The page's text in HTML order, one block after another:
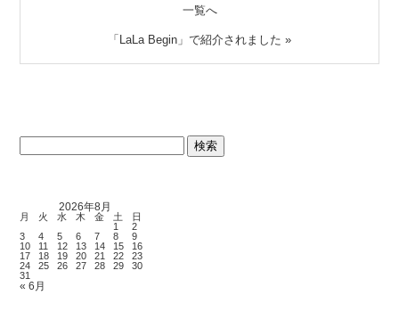
一覧へ
「LaLa Begin」で紹介されました »
検
2026年8月
月 火 水 木 金 土
日
1
2
3
4 5 6 7 8
9
10
11 12 13 14 15
16
17
18 19 20 21 22
23
24
25 26 27 28 29
30
31
« 6月